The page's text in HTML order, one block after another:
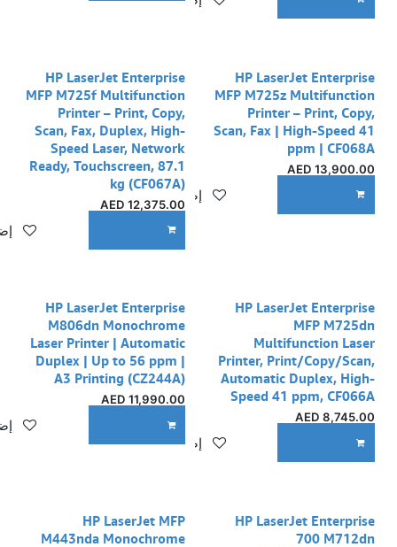
HP LaserJet Enterprise
MFP M725z Multifunction
Printer – Print, Copy,
Scan, Fax | High-Speed 41
ppm | CF068A
13,900.00
إضافة إلى قائمة الأمنيات
HP LaserJet Enterprise
MFP M725f Multifunction
Printer – Print, Copy,
Scan, Fax, Duplex, High-
Speed Laser, Network
Ready, Touchscreen, 87.1
kg (CF067A)
12,375.00
AED
HP LaserJet Enterprise
MFP M725dn
Multifunction Laser
Printer, Print/Copy/Scan,
Automatic Duplex, High-
Speed 41 ppm, CF066A
8,745.00
إضافة إلى قائمة الأمنيات
HP LaserJet Enterprise
M806dn Monochrome
Laser Printer | Automatic
Duplex | Up to 56 ppm |
A3 Printing (CZ244A)
11,990.00
AED
HP LaserJet Enterprise
700 M712dn
نفدت الكمية
HP LaserJet MFP
M443nda Monochrome